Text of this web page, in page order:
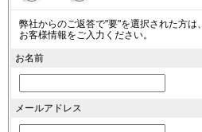
弊社からのご返答で"要"を選択された方は、
お客様情報をご入力ください。
お名前
メールアドレス